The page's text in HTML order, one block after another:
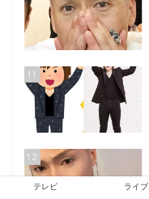
11
12
テレビ ライブ